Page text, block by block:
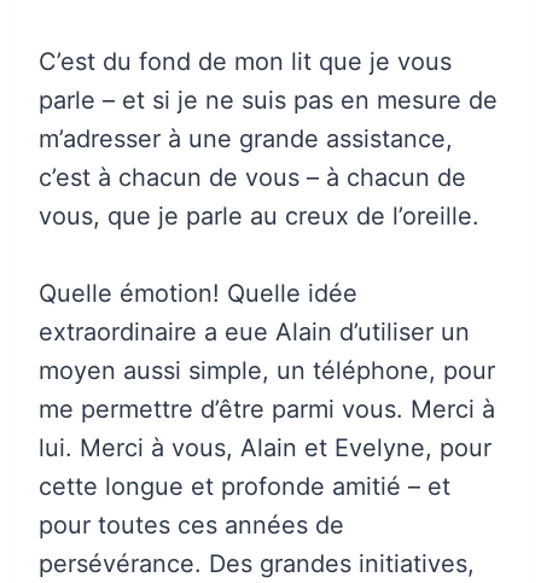
C’est du fond de mon lit que je vous
parle – et si je ne suis pas en mesure de
m’adresser à une grande assistance,
c’est à chacun de vous – à chacun de
vous, que je parle au creux de l’oreille.
Quelle émotion! Quelle idée
extraordinaire a eue Alain d’utiliser un
moyen aussi simple, un téléphone, pour
me permettre d’être parmi vous. Merci à
lui. Merci à vous, Alain et Evelyne, pour
cette longue et profonde amitié – et
pour toutes ces années de
persévérance. Des grandes initiatives,